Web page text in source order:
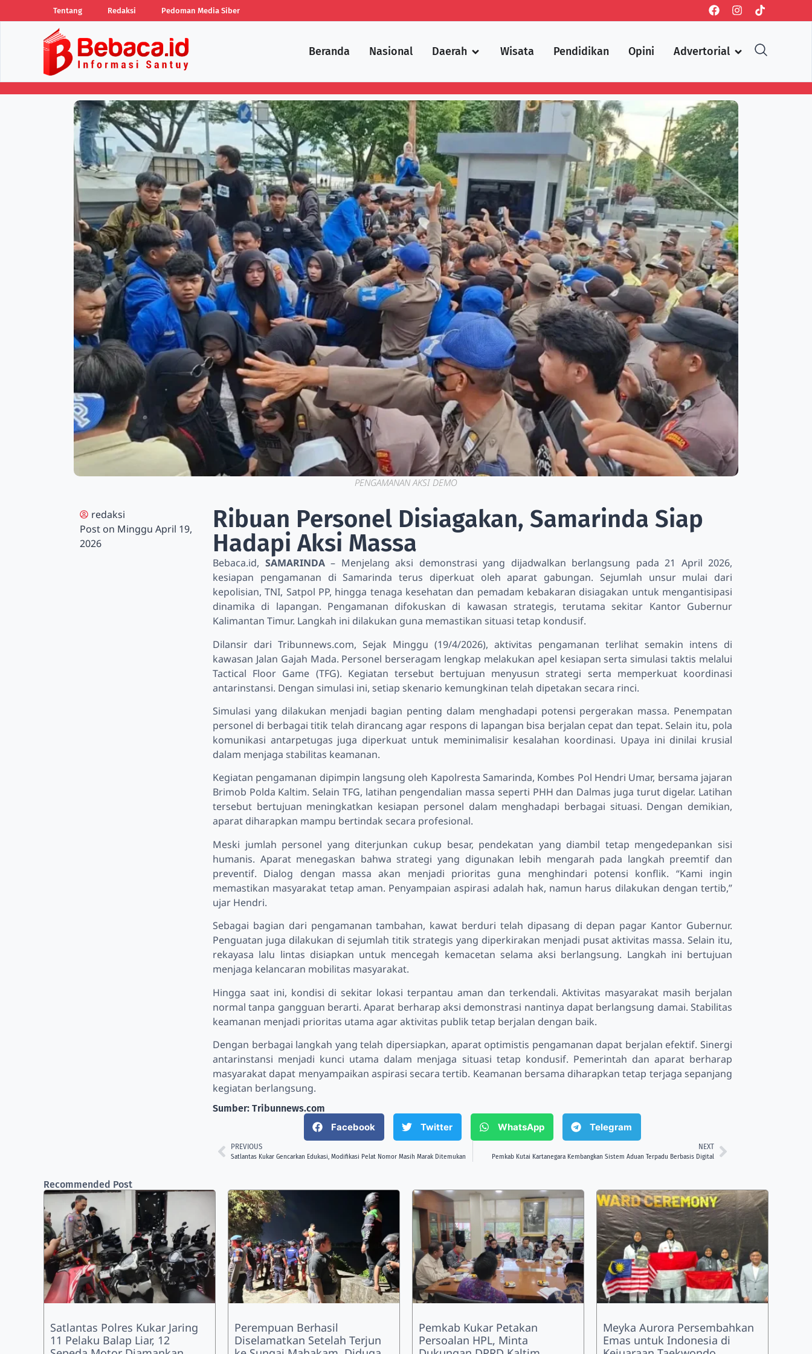
Tentang Redaksi Pedoman Media Siber
Beranda Nasional Daerah Wisata Pendidikan Opini Advertorial
PENGAMANAN AKSI DEMO
redaksi
Post on Minggu April 19,
2026
Ribuan Personel Disiagakan, Samarinda Siap
Hadapi Aksi Massa
Bebaca.id, SAMARINDA– Menjelang aksi demonstrasi yang dijadwalkan berlangsung pada 21 April 2026,
kesiapan pengamanan di Samarinda terus diperkuat oleh aparat gabungan. Sejumlah unsur mulai dari
kepolisian, TNI, Satpol PP, hingga tenaga kesehatan dan pemadam kebakaran disiagakan untuk mengantisipasi
dinamika di lapangan. Pengamanan difokuskan di kawasan strategis, terutama sekitar Kantor Gubernur
Kalimantan Timur. Langkah ini dilakukan guna memastikan situasi tetap kondusif.
Dilansir dari Tribunnews.com, Sejak Minggu (19/4/2026), aktivitas pengamanan terlihat semakin intens di
kawasan Jalan Gajah Mada. Personel berseragam lengkap melakukan apel kesiapan serta simulasi taktis melalui
Tactical Floor Game (TFG). Kegiatan tersebut bertujuan menyusun strategi serta memperkuat koordinasi
antarinstansi. Dengan simulasi ini, setiap skenario kemungkinan telah dipetakan secara rinci.
Simulasi yang dilakukan menjadi bagian penting dalam menghadapi potensi pergerakan massa. Penempatan
personel di berbagai titik telah dirancang agar respons di lapangan bisa berjalan cepat dan tepat. Selain itu, pola
komunikasi antarpetugas juga diperkuat untuk meminimalisir kesalahan koordinasi. Upaya ini dinilai krusial
dalam menjaga stabilitas keamanan.
Kegiatan pengamanan dipimpin langsung oleh Kapolresta Samarinda, Kombes Pol Hendri Umar, bersama jajaran
Brimob Polda Kaltim. Selain TFG, latihan pengendalian massa seperti PHH dan Dalmas juga turut digelar. Latihan
tersebut bertujuan meningkatkan kesiapan personel dalam menghadapi berbagai situasi. Dengan demikian,
aparat diharapkan mampu bertindak secara profesional.
Meski jumlah personel yang diterjunkan cukup besar, pendekatan yang diambil tetap mengedepankan sisi
humanis. Aparat menegaskan bahwa strategi yang digunakan lebih mengarah pada langkah preemtif dan
preventif. Dialog dengan massa akan menjadi prioritas guna menghindari potensi konflik. “Kami ingin
memastikan masyarakat tetap aman. Penyampaian aspirasi adalah hak, namun harus dilakukan dengan tertib,”
ujar Hendri.
Sebagai bagian dari pengamanan tambahan, kawat berduri telah dipasang di depan pagar Kantor Gubernur.
Penguatan juga dilakukan di sejumlah titik strategis yang diperkirakan menjadi pusat aktivitas massa. Selain itu,
rekayasa lalu lintas disiapkan untuk mencegah kemacetan selama aksi berlangsung. Langkah ini bertujuan
menjaga kelancaran mobilitas masyarakat.
Hingga saat ini, kondisi di sekitar lokasi terpantau aman dan terkendali. Aktivitas masyarakat masih berjalan
normal tanpa gangguan berarti. Aparat berharap aksi demonstrasi nantinya dapat berlangsung damai. Stabilitas
keamanan menjadi prioritas utama agar aktivitas publik tetap berjalan dengan baik.
Dengan berbagai langkah yang telah dipersiapkan, aparat optimistis pengamanan dapat berjalan efektif. Sinergi
antarinstansi menjadi kunci utama dalam menjaga situasi tetap kondusif. Pemerintah dan aparat berharap
masyarakat dapat menyampaikan aspirasi secara tertib. Keamanan bersama diharapkan tetap terjaga sepanjang
kegiatan berlangsung.
Sumber: Tribunnews.com
Facebook
Twitter WhatsApp Telegram
PREVIOUS
Satlantas Kukar Gencarkan Edukasi, Modifikasi Pelat Nomor Masih Marak Ditemukan
NEXT
Pemkab Kutai Kartanegara Kembangkan Sistem Aduan Terpadu Berbasis Digital
Recommended Post
Satlantas Polres Kukar Jaring
11 Pelaku Balap Liar, 12
Perempuan Berhasil
Diselamatkan Setelah Terjun
Pemkab Kukar Petakan
Persoalan HPL, Minta
Meyka Aurora Persembahkan
Emas untuk Indonesia di